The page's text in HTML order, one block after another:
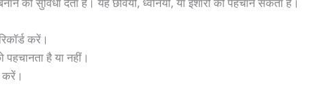
करें।
है या नहीं।
करें।